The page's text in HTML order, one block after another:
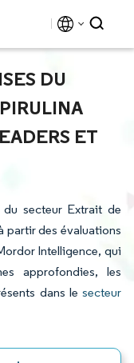
DU
ET
secteur Extrait de
partir des évaluations
Intelligence, qui
approfondies, les
dans le secteur